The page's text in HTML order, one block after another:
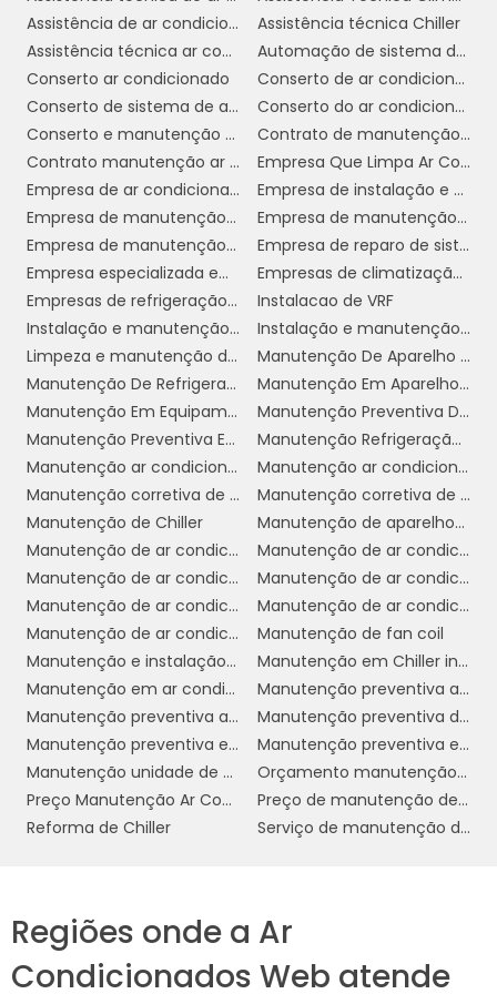
e operacionais significativos para ambientes
comerciais.
COMO ESCOLHER O
SERVIÇO ADEQUADO
Escolher oserviço de manutenção de ar
condicionadoadequado é uma decisão
crucial para qualquer empresa que deseja
garantir a eficiência e a longevidade de seus
sistemas de climatização.
O primeiro passo é buscar por empresas que
tenham uma sólida reputação no mercado e
experiência comprovada na manutenção de
sistemas de ar condicionado comerciais.
Certifique-se de que os técnicos são
qualificados e possuem as certificações
necessárias para realizar o trabalho.
É importante considerar a gama de serviços
oferecidos. Um bom provedor de
manutenção deve oferecer um pacote
completo que inclua inspeções regulares,
limpeza de componentes, verificação de
vazamentos e ajustes de desempenho. Além
disso, a capacidade de realizar reparos
emergenciais é um diferencial importante,
garantindo que sua empresa tenha suporte
quando mais precisar.
personalizados, adaptáveis às necessidades
específicas do seu negócio, seja em termos
Assistência de ar condicionado
Assistência técnica Chiller
Assistência técnica ar condicionado
Automação de sistema de ar condicionado
Conserto ar condicionado
Conserto de ar condicionado
Conserto de sistema de ar condicionado
Conserto do ar condicionado
Conserto e manutenção de ar condicionado
Contrato de manutenção de ar condicionado
Contrato manutenção ar condicionado
Empresa Que Limpa Ar Condicionado
Empresa de ar condicionado industrial
Empresa de instalação e manutenção de ar condicionado
Empresa de manutenção de ar condicionado
Empresa de manutenção de ar condicionado sp
Empresa de manutenção de ar condicionado split
Empresa de reparo de sistema de ar condicionado
Empresa especializada em manutenção de ar condicionado
Empresas de climatização industrial
Empresas de refrigeração e climatização
Instalacao de VRF
Instalação e manutenção de ar condicionado
Instalação e manutenção de ar condicionado vrf
Limpeza e manutenção de ar condicionado
Manutenção De Aparelho De Refrigeração
Manutenção De Refrigeração
Manutenção Em Aparelho Chiller
Manutenção Em Equipamentos De Refrigeração
Manutenção Preventiva De Ar Condicionado
Manutenção Preventiva Em Refrigeração
Manutenção Refrigeração Industrial
Manutenção ar condicionado
Manutenção ar condicionado de janela
Manutenção corretiva de ar condicionado
Manutenção corretiva de sistema de ar condicionado
Manutenção de Chiller
Manutenção de aparelhos de ar condicionado
Manutenção de ar condicionado
Manutenção de ar condicionado Chiller
Manutenção de ar condicionado VRF
Manutenção de ar condicionado campinas
Manutenção de ar condicionado em cosmópolis
Manutenção de ar condicionado industrial
Manutenção de ar condicionado sp
Manutenção de fan coil
Manutenção e instalação de ar condicionado
Manutenção em Chiller industrial
Manutenção em ar condicionado
Manutenção preventiva ar condicionado
Manutenção preventiva ar condicionado preço
Manutenção preventiva de ar condicionado VRF
Manutenção preventiva e corretiva de ar condicionado
Manutenção preventiva em Chiller
Manutenção unidade de água gelada
Orçamento manutenção ar condicionado
Preço Manutenção Ar Condicionado Split
Preço de manutenção de ar condicionado
Reforma de Chiller
Serviço de manutenção de ar condicionado
Regiões onde a Ar
Condicionados Web atende